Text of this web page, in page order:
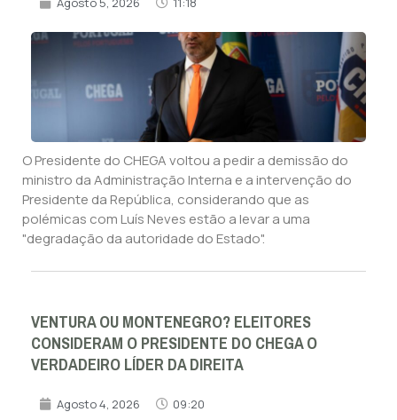
O Presidente do CHEGA voltou a pedir a demissão do
ministro da Administração Interna e a intervenção do
Presidente da República, considerando que as
polémicas com Luís Neves estão a levar a uma
"degradação da autoridade do Estado".
VENTURA OU MONTENEGRO? ELEITORES
CONSIDERAM O PRESIDENTE DO CHEGA O
VERDADEIRO LÍDER DA DIREITA
Agosto 4, 2026 09:20